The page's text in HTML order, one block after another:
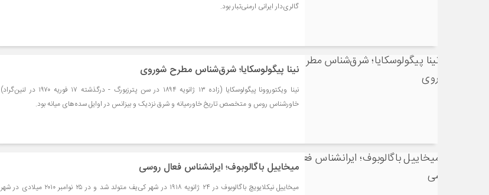
گالری‌دار ایرانی ارمنی‌تبار بود.
نینا پیگولوسکایا؛ شرق‌شناس مطرح شوروی
نینا ویکتوروونا پیگولوسکایا (زاده ۱۳ ژانویه ۱۸۹۴ در سن پترزبورگ - درگذشته ۱۷ فوریه ۱۹۷۰ در لنین‌گراد)
خاورشناس روس و متخصص تاریخ خاورمیانه و شرق نزدیک و بیزانس در اوایل سده‌های میانه بود.
میخاییل باگالوبوف؛ ایرانشناس فعال روسی
میخاییل نیکلایویچ باگالوبوف در ۲۴ ژانویه ۱۹۱۸ در شهر کی‌یف متولد شد و در ۲۵ نوامبر ۲۰۱۰ میلادی در شهر